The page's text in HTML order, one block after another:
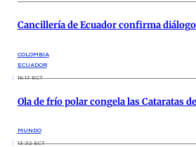
Cancillería de Ecuador confirma
COLOMBIA
ECUADOR
16:17 ECT
Ola de frío polar congela las Cataratas
MUNDO
13:32 ECT